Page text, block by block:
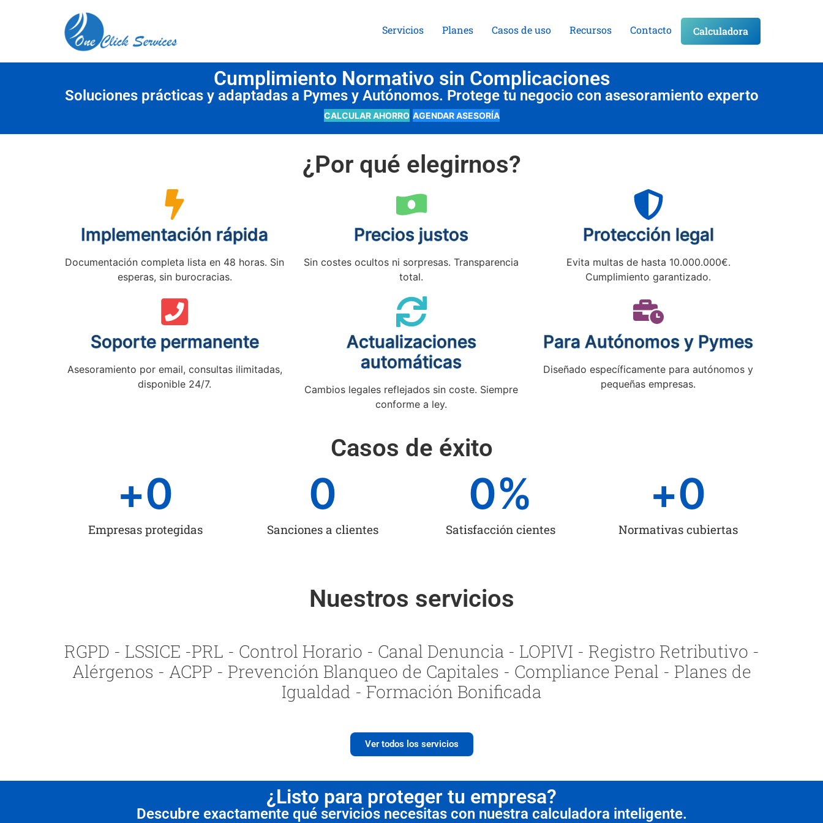
Servicios Planes Casos de uso Recursos Contacto Calculadora
Cumplimiento Normativo sin Complicaciones
Soluciones prácticas y adaptadas a Pymes y Autónomos. Protege tu negocio con asesoramiento experto
CALCULAR AHORRO AGENDAR ASESORÍA
¿Por qué elegirnos?
Implementación rápida
Documentación completa lista en 48 horas. Sin
esperas, sin burocracias.
Precios justos
Sin costes ocultos ni sorpresas. Transparencia
total.
Protección legal
Evita multas de hasta 10.000.000€.
Cumplimiento garantizado.
Soporte permanente
Asesoramiento por email, consultas ilimitadas,
disponible 24/7.
Actualizaciones
automáticas
Cambios legales reflejados sin coste. Siempre
conforme a ley.
Para Autónomos y Pymes
Diseñado específicamente para autónomos y
pequeñas empresas.
Casos de éxito
Empresas protegidas
+0
Sanciones a clientes
0
Satisfacción cientes
0%
Normativas cubiertas
+0
Nuestros servicios
RGPD - LSSICE -PRL - Control Horario - Canal Denuncia - LOPIVI - Registro Retributivo -
Alérgenos - ACPP - Prevención Blanqueo de Capitales - Compliance Penal - Planes de
Igualdad - Formación Bonificada
Ver todos los servicios
¿Listo para proteger tu empresa?
Descubre exactamente qué servicios necesitas con nuestra calculadora inteligente.